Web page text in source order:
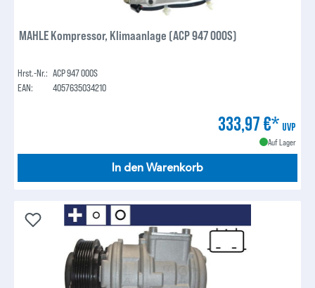
MAHLE Kompressor, Klimaanlage (ACP 947 000S)
Hrst.-Nr.: ACP 947 000S
EAN:
4057635034210
333,97 €* UVP
Auf Lager
In den Warenkorb